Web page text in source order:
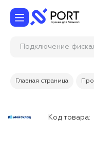
Подключение
Главная страница
Код товара: